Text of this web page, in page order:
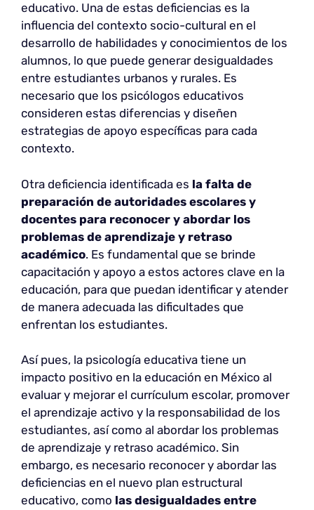
educativo. Una de estas deficiencias es la
influencia del contexto socio-cultural en el
desarrollo de habilidades y conocimientos de los
alumnos, lo que puede generar desigualdades
entre estudiantes urbanos y rurales. Es
necesario que los psicólogos educativos
consideren estas diferencias y diseñen
estrategias de apoyo específicas para cada
contexto.
Otra deficiencia identificada es la falta de
preparación de autoridades escolares y
docentes para reconocer y abordar los
problemas de aprendizaje y retraso
académico. Es fundamental que se brinde
capacitación y apoyo a estos actores clave en la
educación, para que puedan identificar y atender
de manera adecuada las dificultades que
enfrentan los estudiantes.
Así pues, la psicología educativa tiene un
impacto positivo en la educación en México al
evaluar y mejorar el currículum escolar, promover
el aprendizaje activo y la responsabilidad de los
estudiantes, así como al abordar los problemas
de aprendizaje y retraso académico. Sin
embargo, es necesario reconocer y abordar las
deficiencias en el nuevo plan estructural
educativo, como las desigualdades entre